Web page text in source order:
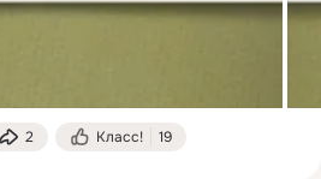
2 Класс! 19